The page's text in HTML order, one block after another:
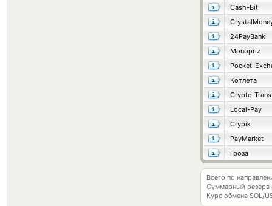
Cash-Bit
24PayBank
Monopriz
Pocket-
Котлета
Crypto-Trans
Local-Pay
Crypik
PayMarket
Гроза
Всего по
Суммарный резерв
Курс обмена SOL/